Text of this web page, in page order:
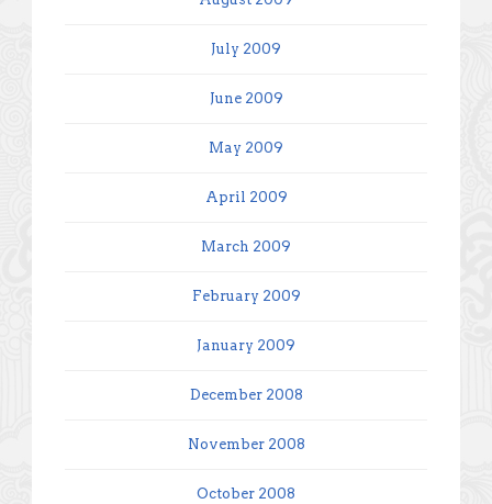
July 2009
June 2009
May 2009
April 2009
March 2009
February 2009
January 2009
December 2008
November 2008
October 2008